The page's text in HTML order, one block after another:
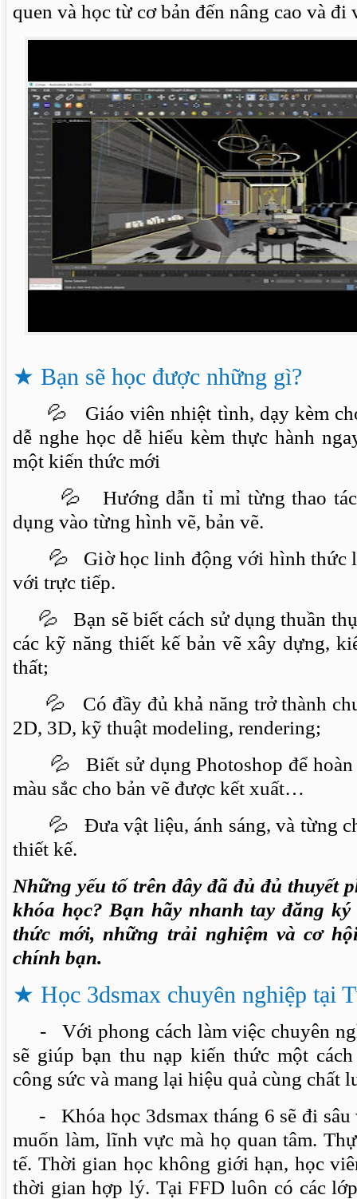
quen và học từ cơ bản đến nâng cao và đi
★ Bạn sẽ học được những gì?
💦 Giáo viên nhiệt tình, dạy kèm
dễ nghe học dễ hiểu kèm thực hành
một kiến thức mới
💦 Hướng dẫn tỉ mỉ từng thao tác,
dụng vào từng hình vẽ, bản vẽ.
💦 Giờ học linh động với hình thức
với trực tiếp.
💦 Bạn sẽ biết cách sử dụng thuần
các kỹ năng thiết kế bản vẽ xây dựng,
thất;
💦 Có đầy đủ khả năng trở thành
2D, 3D, kỹ thuật modeling, rendering;
💦 Biết sử dụng Photoshop để hoàn
màu sắc cho bản vẽ được kết xuất…
💦 Đưa vật liệu, ánh sáng, và từng
thiết kế.
Những yếu tố trên đây đã đủ đủ thuyết
khóa học? Bạn hãy nhanh tay đăng
thức mới, những trải nghiệm và cơ
chính bạn.
★ Học 3dsmax chuyên nghiệp tại
- Với phong cách làm việc chuyên
sẽ giúp bạn thu nạp kiến thức một
công sức và mang lại hiệu quả cùng chất
- Khóa học 3dsmax tháng 6 sẽ đi sâu
muốn làm, lĩnh vực mà họ quan tâm.
tế. Thời gian học không giới hạn, học
thời gian hợp lý. Tại FFD luôn có các